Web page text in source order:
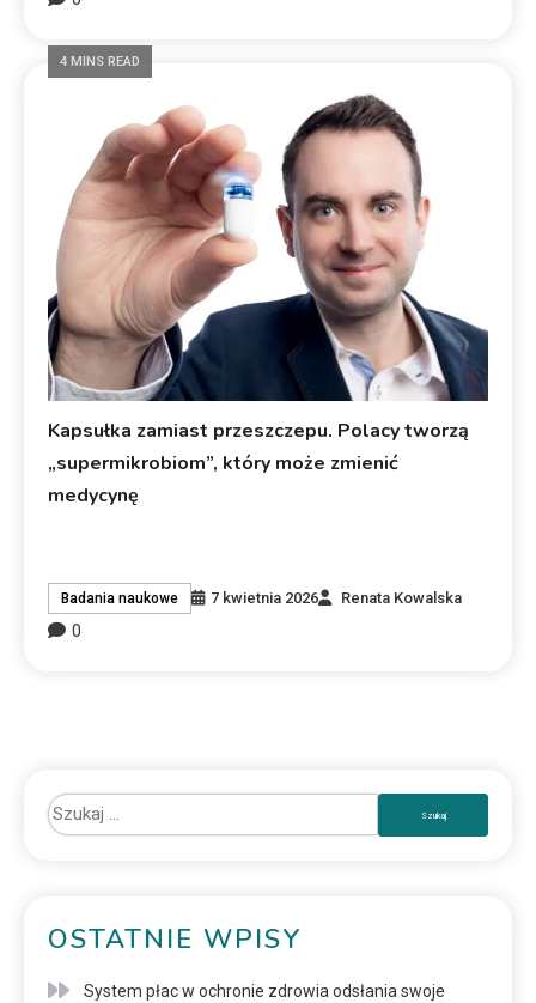
4 MINS READ
Kapsułka zamiast przeszczepu. Polacy tworzą
„supermikrobiom”, który może zmienić
medycynę
Badania naukowe 7 kwietnia 2026 Renata Kowalska
0
OSTATNIE WPISY
System płac w ochronie zdrowia odsłania swoje